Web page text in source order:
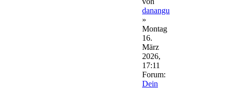
danangu
»
Montag
16.
März
2026,
17:11
Forum:
Dein